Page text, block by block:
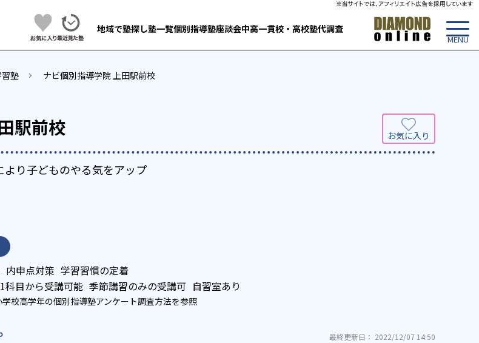
地域で塾探し塾一覧個別指導塾座談会中高一貫校・高校塾代調査
塾 ナビ個別指導学院 上田駅前校
駅前校
り子どものやる気をアップ
内申点対策 学習習慣の定着
1科目から受講可能 季節講習のみの受講可 自習室あり
学校高学年の個別指導塾アンケート調査方法を参照
最終更新日： 2022/12/07 14:50